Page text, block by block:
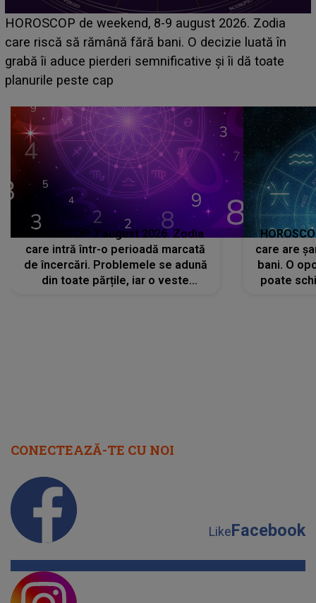
Emanuel a ținut ACEST DETALIU ASCUNS până
acum! În fața Alexandrei, concurentul din Casa Iubirii
face o MĂRTURISIRE NEAȘTEPTATĂ despre mama
sa: "I-am spus și ei în față, eu nu te iubesc pentru
HOROSCOP 7 august 2026. Zodia
care intră într-o perioadă marcată
de încercări. Problemele se adună
din toate părțile, iar o veste
care are
bani. O
poate
CONECTEAZĂ-TE CU NOI
LikeFacebook